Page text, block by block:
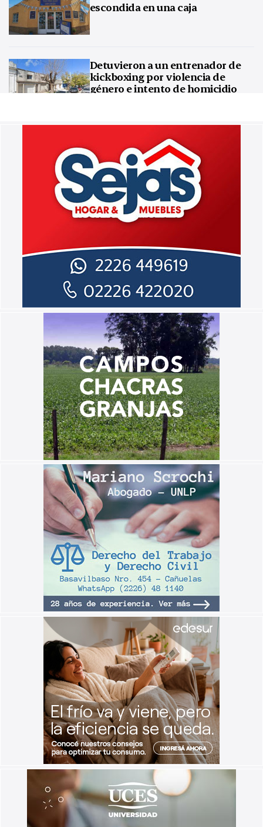
escondida en una caja
Detuvieron a un entrenador de
kickboxing por violencia de
género e intento de homicidio